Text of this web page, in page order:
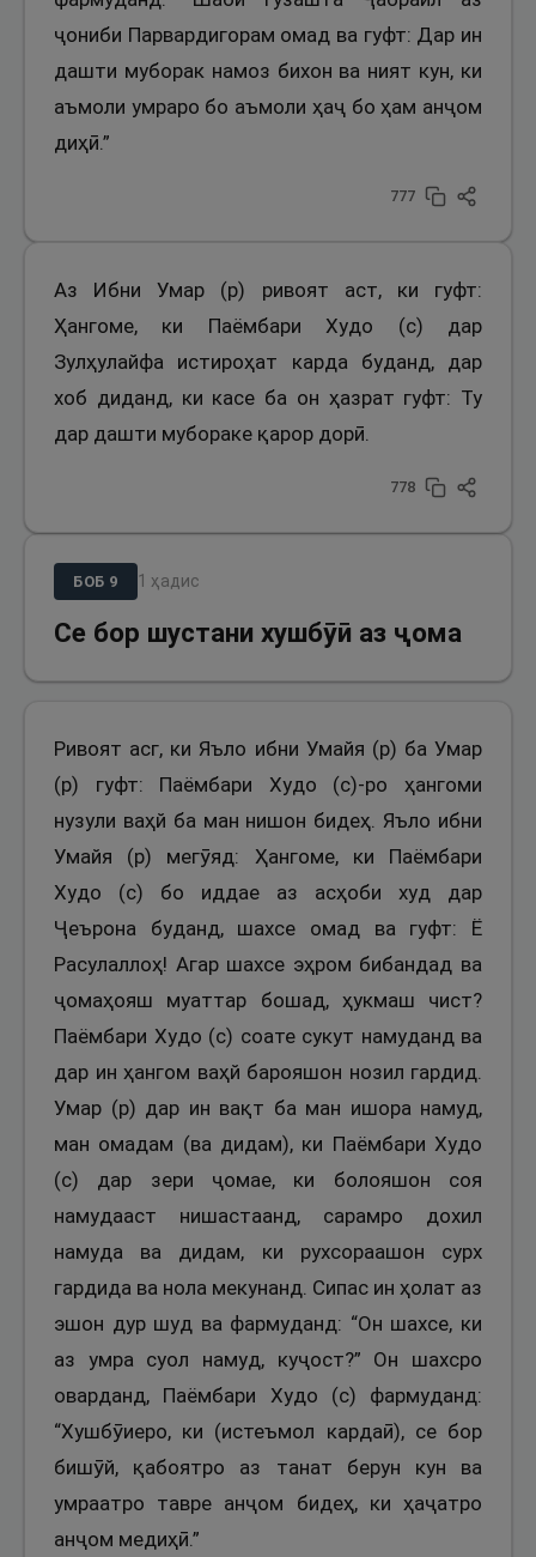
ҷониби Парвардигорам омад ва гуфт: Дар ин
дашти муборак намоз бихон ва ният кун, ки
аъмоли умраро бо аъмоли ҳаҷ бо ҳам анҷом
диҳӣ.”
777
Аз Ибни Умар (р) ривоят аст, ки гуфт:
Ҳангоме, ки Паёмбари Худо (с) дар
Зулҳулайфа истироҳат карда буданд, дар
хоб диданд, ки касе ба он ҳазрат гуфт: Ту
дар дашти мубораке қарор дорӣ.
778
БОБ 9 1 ҳадис
Се бор шустани хушбӯӣ аз ҷома
Ривоят асг, ки Яъло ибни Умайя (р) ба Умар
(р) гуфт: Паёмбари Худо (с)-ро ҳангоми
нузули ваҳй ба ман нишон бидеҳ. Яъло ибни
Умайя (р) мегӯяд: Ҳангоме, ки Паёмбари
Худо (с) бо иддае аз асҳоби худ дар
Ҷеърона буданд, шахсе омад ва гуфт: Ё
Расулаллоҳ! Агар шахсе эҳром бибандад ва
ҷомаҳояш муаттар бошад, ҳукмаш чист?
Паёмбари Худо (с) соате сукут намуданд ва
дар ин ҳангом ваҳй барояшон нозил гардид.
Умар (р) дар ин вақт ба ман ишора намуд,
ман омадам (ва дидам), ки Паёмбари Худо
(с) дар зери ҷомае, ки болояшон соя
намудааст нишастаанд, сарамро дохил
намуда ва дидам, ки рухсораашон сурх
гардида ва нола мекунанд. Сипас ин ҳолат аз
эшон дур шуд ва фармуданд: “Он шахсе, ки
аз умра суол намуд, куҷост?” Он шахсро
оварданд, Паёмбари Худо (с) фармуданд:
“Хушбӯиеро, ки (истеъмол кардаӣ), се бор
бишӯй, қабоятро аз танат берун кун ва
умраатро тавре анҷом бидеҳ, ки ҳаҷатро
анҷом медиҳӣ.”